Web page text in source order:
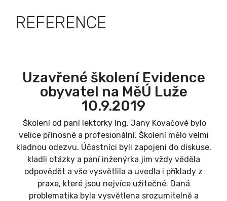
REFERENCE
Uzavřené školení Evidence
obyvatel na MěÚ Luže
10.9.2019
Školení od paní lektorky Ing. Jany Kovačové bylo
velice přínosné a profesionální. Školení mělo velmi
kladnou odezvu. Účastníci byli zapojeni do diskuse,
kladli otázky a paní inženýrka jim vždy věděla
odpovědět a vše vysvětlila a uvedla i příklady z
praxe, které jsou nejvíce užitečné. Daná
problematika byla vysvětlena srozumitelně a